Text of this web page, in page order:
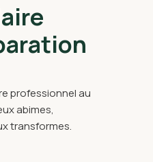
professionnel au
abimes,
transformes.